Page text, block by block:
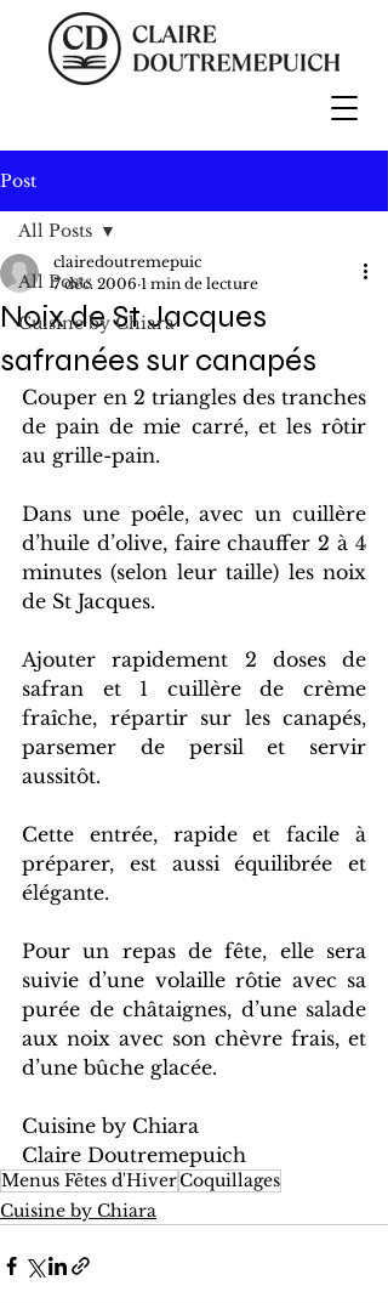
Post
All Posts
Cuisine by Chiara
All Posts
Noix de St Jacques
safranées sur canapés
clairedoutremepuic
7 déc. 2006 1 min de lecture
Couper en 2 triangles des tranches
de pain de mie carré, et les rôtir
au grille-pain.
Dans une poêle, avec un cuillère
d’huile d’olive, faire chauffer 2 à 4
minutes (selon leur taille) les noix
de St Jacques.
Ajouter rapidement 2 doses de
safran et 1 cuillère de crème
fraîche, répartir sur les canapés,
parsemer de persil et servir
aussitôt.
Cette entrée, rapide et facile à
préparer, est aussi équilibrée et
élégante.
Pour un repas de fête, elle sera
suivie d’une volaille rôtie avec sa
purée de châtaignes, d’une salade
aux noix avec son chèvre frais, et
d’une bûche glacée.
Cuisine by Chiara
Claire Doutremepuich
Menus Fêtes d'HiverCoquillages
Cuisine by Chiara